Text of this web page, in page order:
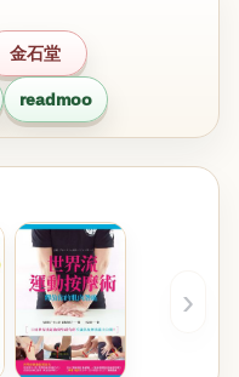
金石堂
readmoo
›